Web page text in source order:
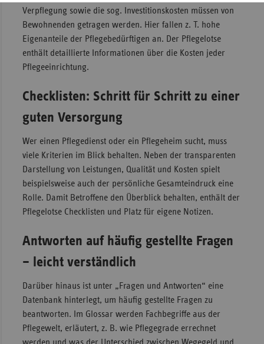
Verpflegung sowie die sog. Investitionskosten müssen von
Bewohnenden getragen werden. Hier fallen z. T. hohe
Eigenanteile der Pflegebedürftigen an. Der Pflegelotse
enthält detaillierte Informationen über die Kosten jeder
Pflegeeinrichtung.
Checklisten: Schritt für Schritt zu einer
guten Versorgung
Wer einen Pflegedienst oder ein Pflegeheim sucht, muss
viele Kriterien im Blick behalten. Neben der transparenten
Darstellung von Leistungen, Qualität und Kosten spielt
beispielsweise auch der persönliche Gesamt­eindruck eine
Rolle. Damit Betroffene den Überblick behalten, enthält der
Pflegelotse Checklisten und Platz für eigene Notizen.
Antworten auf häufig gestellte Fragen
– leicht verständlich
Darüber hinaus ist unter „Fragen und Antworten“ eine
Datenbank hinterlegt, um häufig gestellte Fragen zu
beantworten. Im Glossar werden Fachbegriffe aus der
Pflegewelt, erläutert, z. B. wie Pflegegrade errechnet